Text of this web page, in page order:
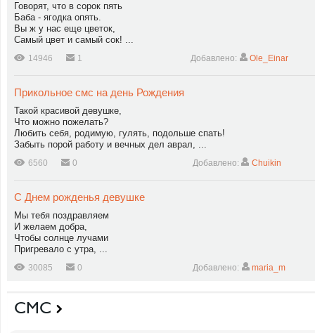
Говорят, что в сорок пять
Баба - ягодка опять.
Вы ж у нас еще цветок,
Самый цвет и самый сок! ...
14946 1 Добавлено: Ole_Einar
Прикольное смс на день Рождения
Такой красивой девушке,
Что можно пожелать?
Любить себя, родимую, гулять, подольше спать!
Забыть порой работу и вечных дел аврал, ...
6560 0 Добавлено: Chuikin
С Днем рожденья девушке
Мы тебя поздравляем
И желаем добра,
Чтобы солнце лучами
Пригревало с утра, ...
30085 0 Добавлено: maria_m
СМС